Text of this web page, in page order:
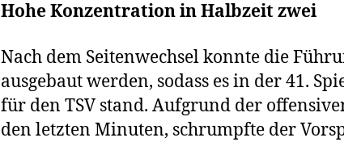
Hohe Konzentration in Halbzeit zwei
Nach dem Seitenwechsel konnte die
ausgebaut werden, sodass es in der 41.
für den TSV stand. Aufgrund der
den letzten Minuten, schrumpfte der